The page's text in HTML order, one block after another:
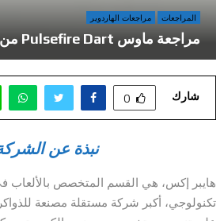
المراجعات مراجعات الهاردوير
مراجعة ماوس Pulsefire Dart من HyperX
شارك 0
نبذة عن
هايبر إكس، هي القسم المتخصص بالألعاب
تكنولوجي، أكبر شركة مستقلة مصنعة